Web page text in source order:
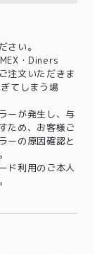
さい。
・Diners
注文いただきま
てしまう場
ーが発生し、与
ため、お客様ご
ーの原因確認と
ド利用のご本人